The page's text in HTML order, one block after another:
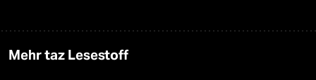
Mehr taz Lesestoff